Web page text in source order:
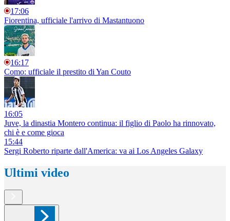
17:06
Fiorentina, ufficiale l'arrivo di Mastantuono
16:17
Como: ufficiale il prestito di Yan Couto
16:05
Juve, la dinastia Montero continua: il figlio di Paolo ha rinnovato,
chi è e come gioca
15:44
Sergi Roberto riparte dall'America: va ai Los Angeles Galaxy
Ultimi video